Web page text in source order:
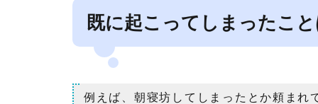
既に起こってしまったこ
例えば、朝寝坊してしまったとか頼まれ